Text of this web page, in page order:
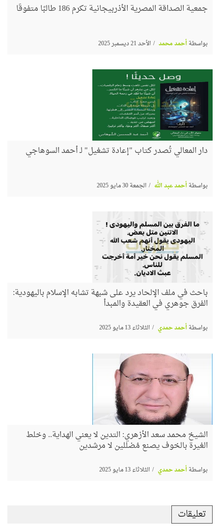
جمعية الصداقة المصرية الأذربيجانية تكرم 186 طالبًا متفوقًا
بواسطةأحمد محمد الأحد 21 ديسمبر 2025
دار المعالي تُصدر كتاب "إعادة تشغيل" لـ أحمد السوهاجي
بواسطةأحمد عبد الله الجمعة 30 مايو 2025
باحث في ملف الإلحاد يرد على شبهة تشابه الإسلام باليهودية:
الفرق جوهري في العقيدة والمبدأ
بواسطةأحمد حمدي الثلاثاء 13 مايو 2025
الشيخ محمد سعد الأزهري: التدين لا يعني الهداية.. وخلط
الغيرة بالخوف يصنع مُضللين لا مرشدين
بواسطةأحمد حمدي الثلاثاء 13 مايو 2025
تعليقات